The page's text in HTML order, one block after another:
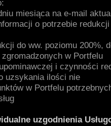
miesiąca na e-mail
o potrzebie
do ww. poziomu 200%,
w Portfelu
i czynności
uzsykania ilości nie
w Portfelu
uzgodnienia